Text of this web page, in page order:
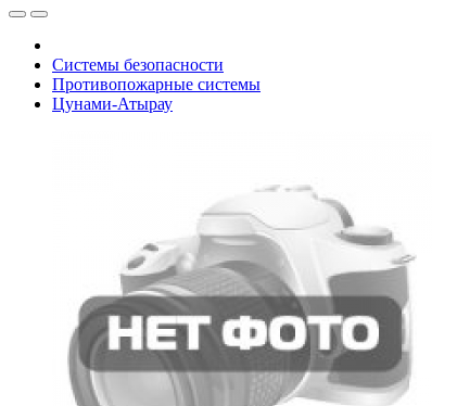
Системы безопасности
Противопожарные системы
Цунами-Атырау